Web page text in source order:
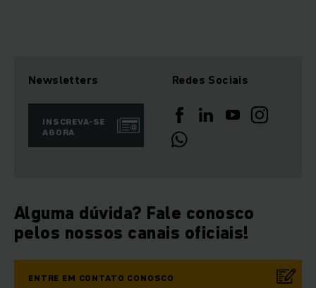
Newsletters
INSCREVA-SE
AGORA
Redes Sociais
Alguma dúvida? Fale conosco
pelos nossos canais oficiais!
ENTRE EM CONTATO CONOSCO